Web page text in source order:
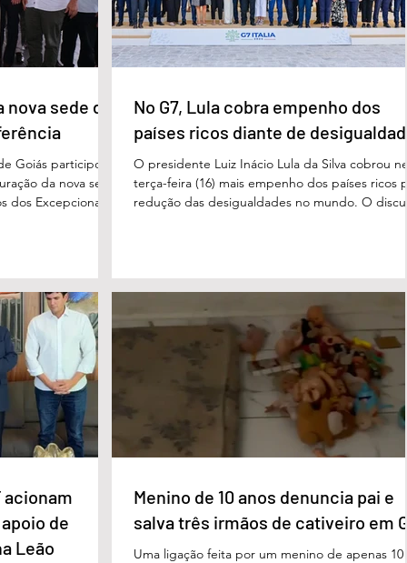
sede da
Goiás participou,
da nova sede
dos Excepcionais,
inclusão, educação
às
estrutura foi
dese
No G7, Lula cobra empenho dos
países ricos diante de
O presidente Luiz Inácio Lula da Silva cobrou
terça-feira (16) mais empenho dos países ricos
redução das desigualdades no mundo. O
entre países ricos e pobres tem aumentado.
desafios se multiplicam, mas a solidariedade
internacional encolhe. A distância que separa a
prosperidade de Évian da realidade
acionam
de
Leão
Menino de 10 anos denuncia pai e
salva três irmãos de cativeiro em
Uma ligação feita por um menino de apenas 10